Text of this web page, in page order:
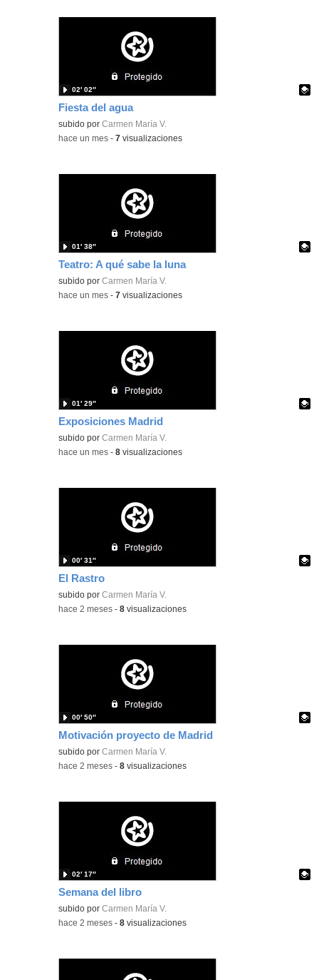
Fiesta del agua
Contenido educativo.
subido porCarmen María V.
02′ 02″
-hace un mes -7 visualizaciones
Teatro: A qué sabe la luna
Contenido educativo.
subido porCarmen María V.
01′ 38″
-hace un mes -7 visualizaciones
Exposiciones Madrid
Contenido educativo.
subido porCarmen María V.
01′ 29″
-hace un mes -8 visualizaciones
El Rastro
Contenido educativo.
subido porCarmen María V.
00′ 31″
-hace 2 meses -8 visualizaciones
Motivación proyecto de Madrid
Contenido educativo.
subido porCarmen María V.
00′ 50″
-hace 2 meses -8 visualizaciones
Semana del libro
Contenido educativo.
subido porCarmen María V.
02′ 17″
-hace 2 meses -8 visualizaciones